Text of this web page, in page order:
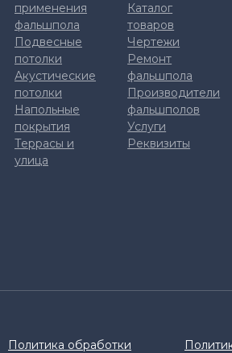
применения
фальшпола
Подвесные
потолки
Акустические
потолки
Напольные
покрытия
Террасы и
улица
Каталог
товаров
Чертежи
Ремонт
фальшпола
Производители
фальшполов
Услуги
Реквизиты
Политика обработки